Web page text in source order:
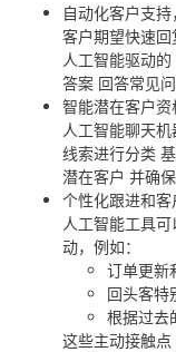
自动化客户支
客户期望快速回
人工智能驱动
答案 回答常见
智能潜在客户
人工智能聊天
线索进行分类
潜在客户 并确
个性化跟进和
人工智能工具
动，例如：
订单更新
回头客特
根据过去
这些主动接触点